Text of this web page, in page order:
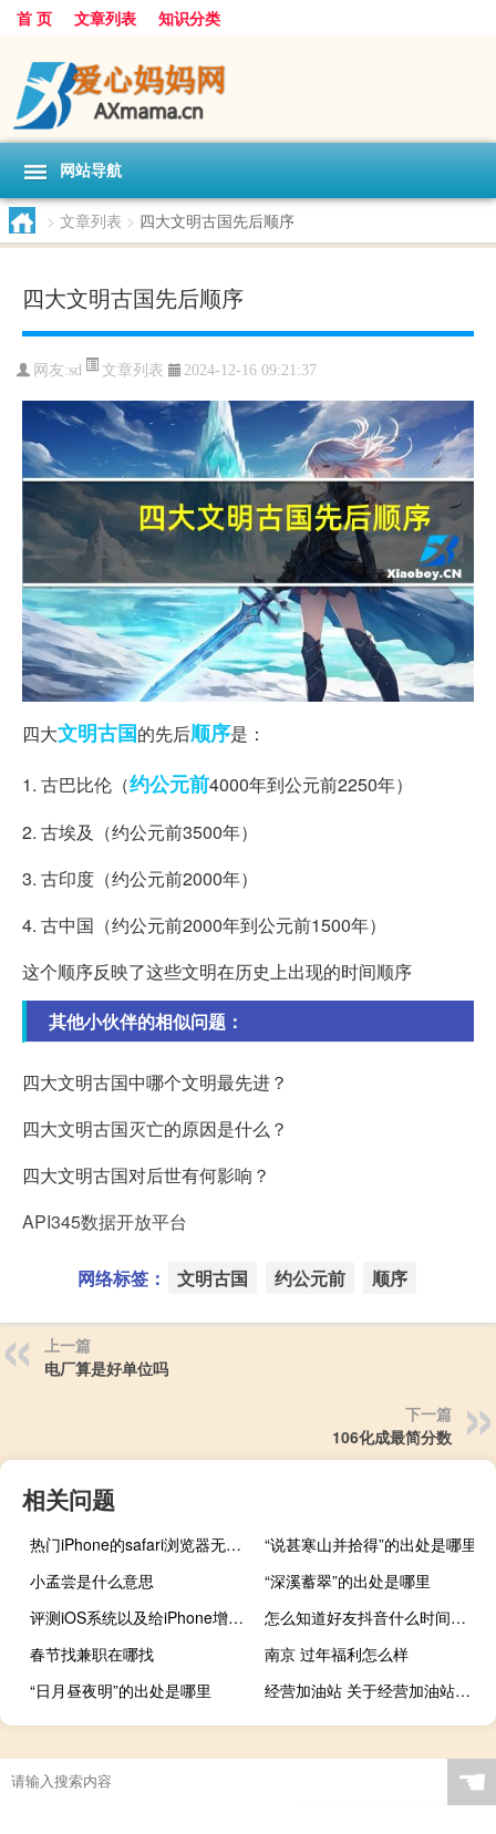
首 页 文章列表 知识分类
网站导航
> 文章列表 > 四大文明古国先后顺序
四大文明古国先后顺序
网友:sd 文章列表 2024-12-16 09:21:37
四大文明古国的先后顺序是：
1. 古巴比伦（约公元前4000年到公元前2250年）
2. 古埃及（约公元前3500年）
3. 古印度（约公元前2000年）
4. 古中国（约公元前2000年到公元前1500年）
这个顺序反映了这些文明在历史上出现的时间顺序
其他小伙伴的相似问题：
四大文明古国中哪个文明最先进？
四大文明古国灭亡的原因是什么？
四大文明古国对后世有何影响？
API345数据开放平台
网络标签： 文明古国 约公元前 顺序
上一篇
电厂算是好单位吗
下一篇
106化成最简分数
相关问题
热门iPhone的safari浏览器无法保存账号密码怎么办 iPhone应该如何扫描文字？
“说甚寒山并拾得”的出处是哪里
小孟尝是什么意思
“深溪蓄翠”的出处是哪里
评测iOS系统以及给iPhone增加分屏功能是怎么样
怎么知道好友抖音什么时间在线
春节找兼职在哪找
南京 过年福利怎么样
“日月昼夜明”的出处是哪里
经营加油站 关于经营加油站的介绍
☚